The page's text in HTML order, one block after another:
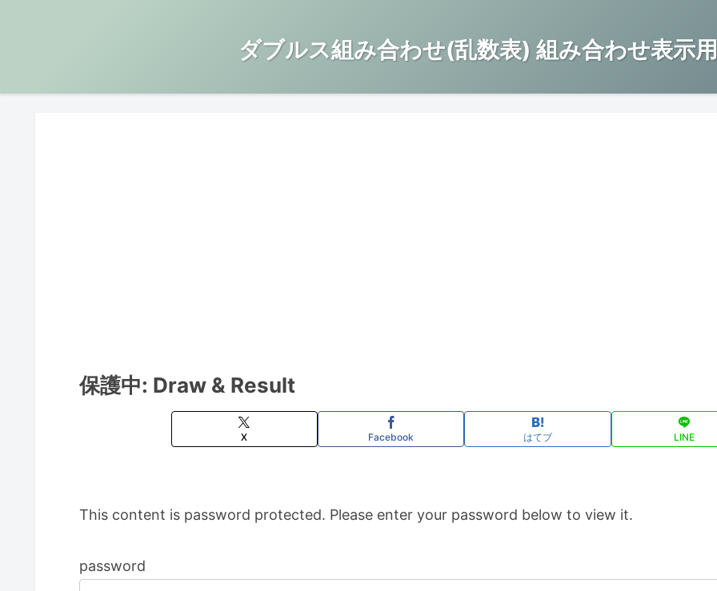
ダブルス組み合わせ(乱数表) 組み合わせ表示
保護中: Draw & Result
X Facebook はてブ LINE
This content is password protected. Please enter your password below to view it.
password